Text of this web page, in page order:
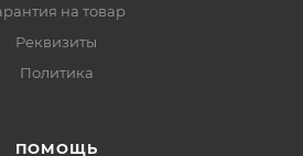
на товар
Реквизиты
Политика
ПОМОЩЬ